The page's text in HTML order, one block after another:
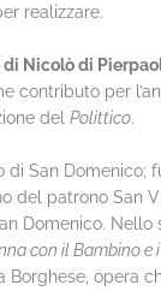
realizzare.
di Nicolò di
contributo per
del Polittico.
di San Domenico;
del patrono San
Domenico. Nello
con il Bambino e
Borghese, opera